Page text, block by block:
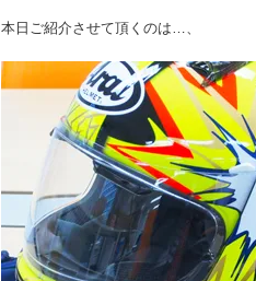
本日ご紹介させて頂くのは…、